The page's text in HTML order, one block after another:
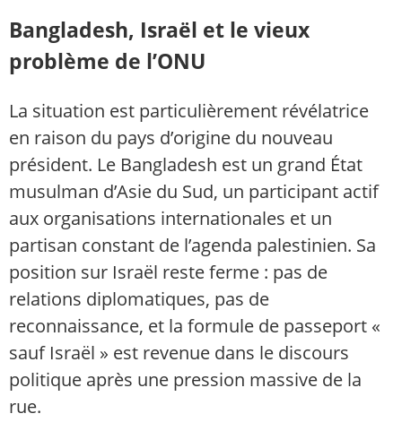
Bangladesh, Israël et le vieux
problème de l’ONU
La situation est particulièrement révélatrice
en raison du pays d’origine du nouveau
président. Le Bangladesh est un grand État
musulman d’Asie du Sud, un participant actif
aux organisations internationales et un
partisan constant de l’agenda palestinien. Sa
position sur Israël reste ferme : pas de
relations diplomatiques, pas de
reconnaissance, et la formule de passeport «
sauf Israël » est revenue dans le discours
politique après une pression massive de la
rue.